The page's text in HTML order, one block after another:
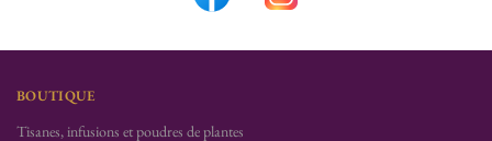
BOUTIQUE
Tisanes, infusions et poudres de plantes